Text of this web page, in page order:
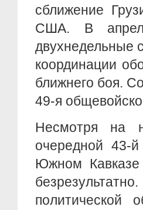
сближение
США. В
двухнедельные
координации
ближнего боя.
49-я
Несмотря на
очередной 43-
Южном
политической